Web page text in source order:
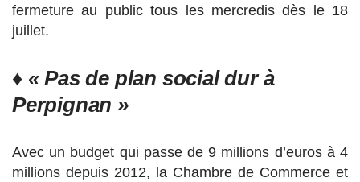
fermeture au public tous les mercredis dès le 18
juillet.
♦ « Pas de plan social dur à
Perpignan »
Avec un budget qui passe de 9 millions d’euros à 4
millions depuis 2012, la Chambre de Commerce et